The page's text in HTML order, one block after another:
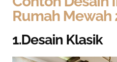
Rumah Mewah
1.Desain Klasik